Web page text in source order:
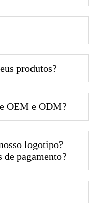
produtos?
OEM e ODM?
logotipo?
de pagamento?